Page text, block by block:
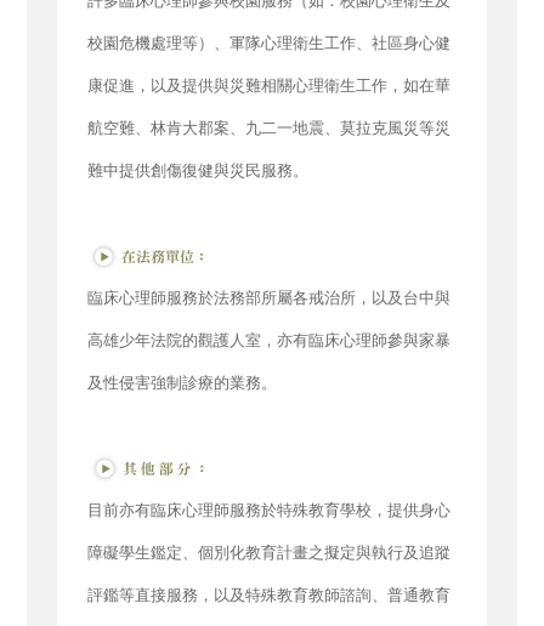
校園危機處理等）、軍隊心理衛生工作、社區身心健
康促進，以及提供與災難相關心理衛生工作，如在華
航空難、林肯大郡案、九二一地震、莫拉克風災等災
難中提供創傷復健與災民服務。
臨床心理師服務於法務部所屬各戒治所，以及台中與
高雄少年法院的觀護人室，亦有臨床心理師參與家暴
及性侵害強制診療的業務。
目前亦有臨床心理師服務於特殊教育學校，提供身心
障礙學生鑑定、個別化教育計畫之擬定與執行及追蹤
評鑑等直接服務，以及特殊教育教師諮詢、普通教育